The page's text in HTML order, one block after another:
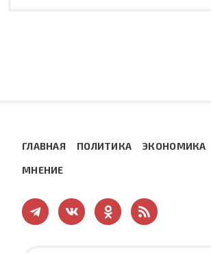
ГЛАВНАЯ ПОЛИТИКА ЭКОНОМИКА
МНЕНИЕ